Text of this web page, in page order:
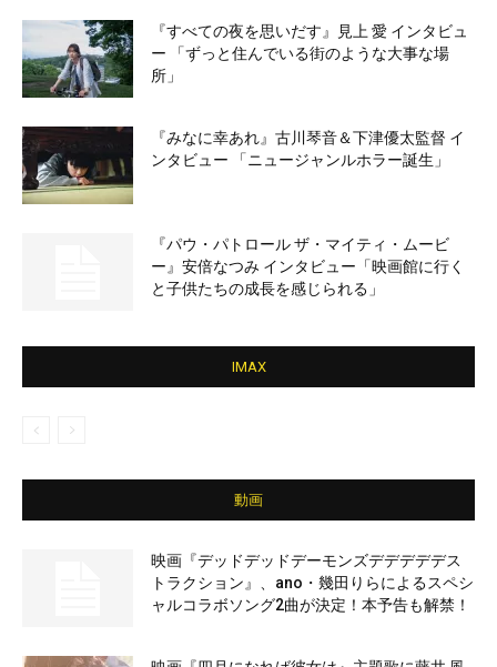
『すべての夜を思いだす』見上 愛 インタビュ
ー 「ずっと住んでいる街のような大事な場
所」
『みなに幸あれ』古川琴音＆下津優太監督 イ
ンタビュー 「ニュージャンルホラー誕生」
『パウ・パトロール ザ・マイティ・ムービ
ー』安倍なつみ インタビュー「映画館に行く
と子供たちの成長を感じられる」
IMAX
動画
映画『デッドデッドデーモンズデデデデデス
トラクション』、ano・幾田りらによるスペシ
ャルコラボソング2曲が決定！本予告も解禁！